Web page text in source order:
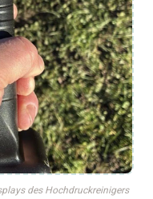
des Hochdruckreinigers